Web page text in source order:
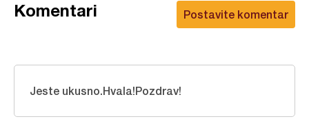
Postavite komentar
Komentari
Jeste ukusno.Hvala!Pozdrav!